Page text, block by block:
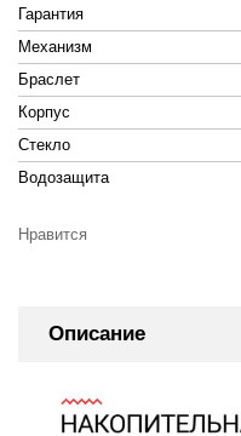
Гарантия
Механизм
Браслет
Корпус
Стекло
Водозащита
Нравится
Описание